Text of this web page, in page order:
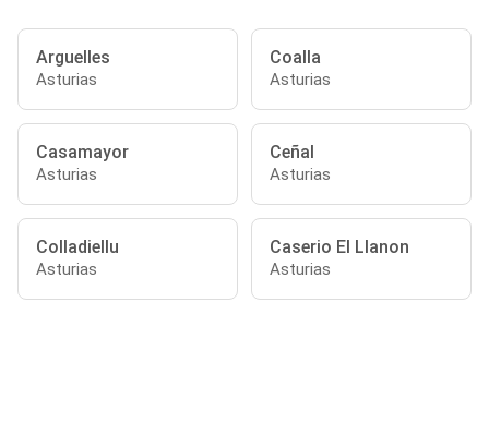
Arguelles
Asturias
Coalla
Asturias
Casamayor
Asturias
Ceñal
Asturias
Colladiellu
Asturias
Caserio El Llanon
Asturias